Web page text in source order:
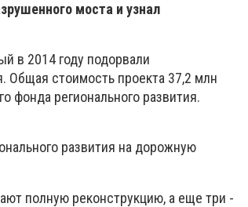
моста и узнал
в 2014 году подорвали
Общая стоимость проекта 37,2 млн
фонда регионального развития.
развития на дорожную
полную реконструкцию, а еще три -